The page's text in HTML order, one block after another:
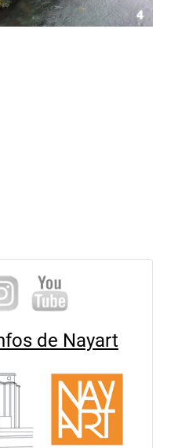
de Nayart